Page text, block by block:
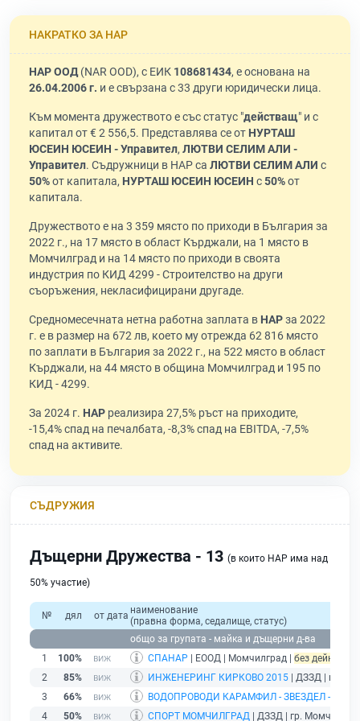
НАКРАТКО ЗА НАР
НАР ООД(NAR OOD), с ЕИК 108681434, е основана на
26.04.2006 г. и е свързана с 33 други юридически лица.
Към момента дружеството е със статус "действащ" и с
капитал от € 2 556,5. Представлява се от НУРТАШ
ЮСЕИН ЮСЕИН - Управител, ЛЮТВИ СЕЛИМ АЛИ -
Управител. Съдружници в НАР са ЛЮТВИ СЕЛИМ АЛИ с
50%от капитала, НУРТАШ ЮСЕИН ЮСЕИН с50%от
капитала.
Дружеството е на 3 359 място по приходи в България за
2022 г., на 17 място в област Кърджали, на 1 място в
Момчилград и на 14 място по приходи в своята
индустрия по КИД 4299 - Строителство на други
съоръжения, некласифицирани другаде.
Средномесечната нетна работна заплата в НАРза 2022
г. е в размер на 672 лв, което му отрежда 62 816 място
по заплати в България за 2022 г., на 522 място в област
Кърджали, на 44 място в община Момчилград и 195 по
КИД - 4299.
За 2024 г. НАР реализира 27,5% ръст на приходите,
-15,4% спад на печалбата, -8,3% спад на EBITDA, -7,5%
спад на активите.
СЪДРУЖИЯ
Дъщерни Дружества - 13 (в които НАР има над
50% участие)
№ дял от дата наименование
(правна форма, седалище, статус)
общо за групата - майка и дъщерни д-ва
1
100% СПАНАР | ЕООД | Момчилград | без дейност -
2
85% ИНЖЕНЕРИНГ КИРКОВО 2015 | ДЗЗД | гр.
3
66% ВОДОПРОВОДИ КАРАМФИЛ - ЗВЕЗДЕЛ - 2015
4
50% СПОРТ МОМЧИЛГРАД | ДЗЗД | гр.